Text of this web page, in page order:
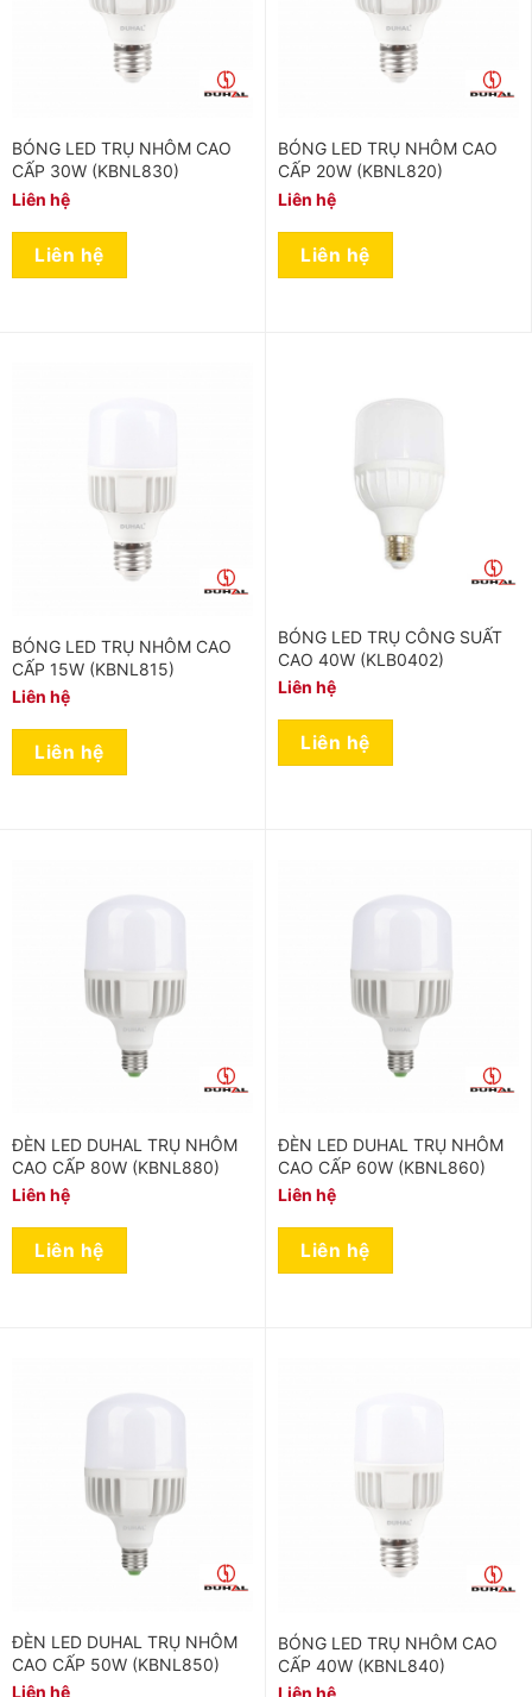
BÓNG LED TRỤ NHÔM CAO
CẤP 30W (KBNL830)
Liên hệ
Liên hệ
BÓNG LED TRỤ NHÔM CAO
CẤP 20W (KBNL820)
Liên hệ
Liên hệ
BÓNG LED TRỤ NHÔM CAO
CẤP 15W (KBNL815)
Liên hệ
Liên hệ
BÓNG LED TRỤ CÔNG SUẤT
CAO 40W (KLB0402)
Liên hệ
Liên hệ
ĐÈN LED DUHAL TRỤ NHÔM
CAO CẤP 80W (KBNL880)
Liên hệ
Liên hệ
ĐÈN LED DUHAL TRỤ NHÔM
CAO CẤP 60W (KBNL860)
Liên hệ
Liên hệ
ĐÈN LED DUHAL TRỤ NHÔM
CAO CẤP 50W (KBNL850)
Liên hệ
BÓNG LED TRỤ NHÔM CAO
CẤP 40W (KBNL840)